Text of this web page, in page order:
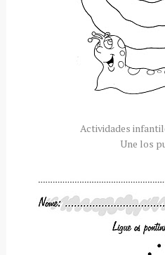
Actividades
Une los